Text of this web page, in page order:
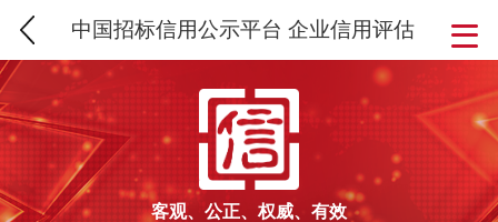
中国招标信用公示平台 企业信用评估
客观、公正、权威、有效